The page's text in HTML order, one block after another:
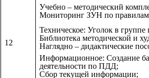
12
Учебно – методический
Мониторинг ЗУН по
Техническое: Уголок в
Библиотека методической и
Наглядно – дидактические
Информационное: Создание
деятельности по ПДД;
Сбор текущей информации;